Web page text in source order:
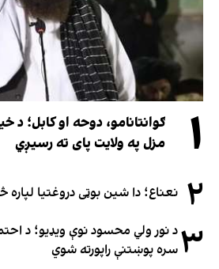
۱
ګوانتانامو، دوحه او کابل؛ د
مزل په ولایت پای ته رسیږي
۲ نعناع؛ دا شین بوټی دروغتیا لپاره
۳د نور ولي محسود نوې ویډیو؛ د
سره پوښتنې راپورته شوي